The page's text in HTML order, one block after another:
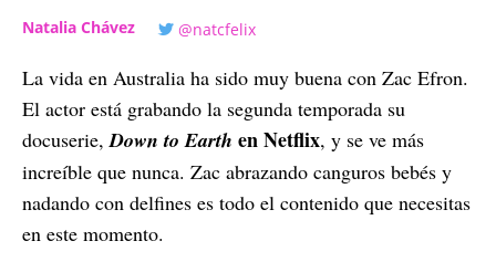
Natalia Chávez @natcfelix
La vida en Australia ha sido muy buena con Zac Efron.
El actor está grabando la segunda temporada su
docuserie, Down to Earth en Netflix, y se ve más
increíble que nunca. Zac abrazando canguros bebés y
nadando con delfines es todo el contenido que necesitas
en este momento.